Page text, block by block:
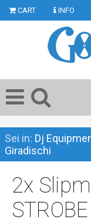
CART INFO
Sei in: Dj
Giradischi
2x